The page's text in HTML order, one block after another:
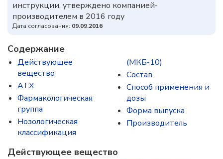
инструкции, утверждено компанией-
производителем в 2016 году
Дата согласования: 09.09.2016
Содержание
Действующее
вещество
ATX
Фармакологическая
группа
Нозологическая
классификация
(МКБ-10)
Состав
Способ применения и
дозы
Форма выпуска
Производитель
Действующее вещество